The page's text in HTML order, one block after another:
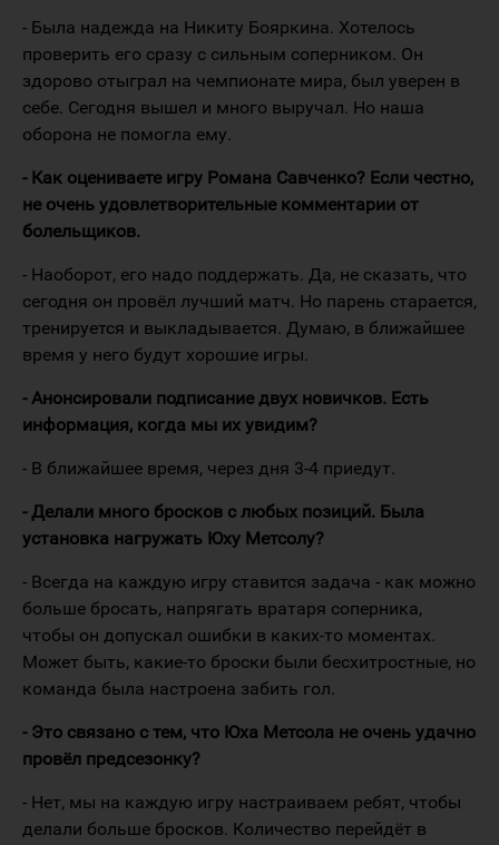
- Была надежда на Никиту Бояркина. Хотелось
проверить его сразу с сильным соперником. Он
здорово отыграл на чемпионате мира, был уверен в
себе. Сегодня вышел и много выручал. Но наша
оборона не помогла ему.
- Как оцениваете игру Романа Савченко? Если честно,
не очень удовлетворительные комментарии от
болельщиков.
- Наоборот, его надо поддержать. Да, не сказать, что
сегодня он провёл лучший матч. Но парень старается,
тренируется и выкладывается. Думаю, в ближайшее
время у него будут хорошие игры.
- Анонсировали подписание двух новичков. Есть
информация, когда мы их увидим?
- В ближайшее время, через дня 3-4 приедут.
- Делали много бросков с любых позиций. Была
установка нагружать Юху Метсолу?
- Всегда на каждую игру ставится задача - как можно
больше бросать, напрягать вратаря соперника,
чтобы он допускал ошибки в каких-то моментах.
Может быть, какие-то броски были бесхитростные, но
команда была настроена забить гол.
- Это связано с тем, что Юха Метсола не очень удачно
провёл предсезонку?
- Нет, мы на каждую игру настраиваем ребят, чтобы
делали больше бросков. Количество перейдёт в